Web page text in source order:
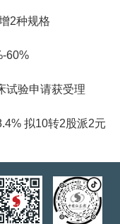
2种规格
60%
试验申请获受理
拟10转2股派2元